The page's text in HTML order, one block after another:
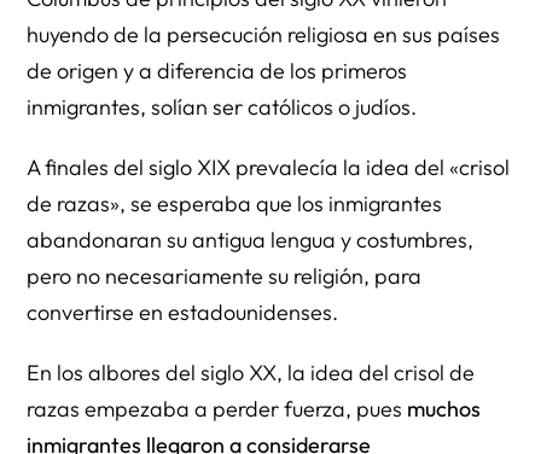
huyendo de la persecución religiosa en sus países
de origen y a diferencia de los primeros
inmigrantes, solían ser católicos o judíos.
A finales del siglo XIX prevalecía la idea del «crisol
de razas», se esperaba que los inmigrantes
abandonaran su antigua lengua y costumbres,
pero no necesariamente su religión, para
convertirse en estadounidenses.
En los albores del siglo XX, la idea del crisol de
razas empezaba a perder fuerza, pues muchos
inmigrantes llegaron a considerarse